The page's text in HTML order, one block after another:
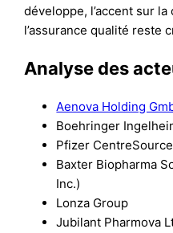
développe, l’accent sur
l’assurance qualité reste
Analyse des
Aenova Holding
Boehringer
Pfizer CentreSource
Baxter Biopharma
Inc.)
Lonza Group
Jubilant Pharmova